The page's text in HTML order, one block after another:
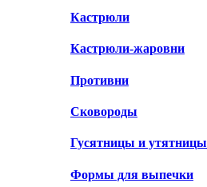
Кастрюли
Кастрюли-жаровни
Противни
Сковороды
Гусятницы и утятницы
Формы для выпечки